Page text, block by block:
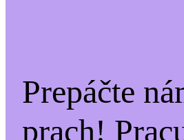
Prepáčte
prach!